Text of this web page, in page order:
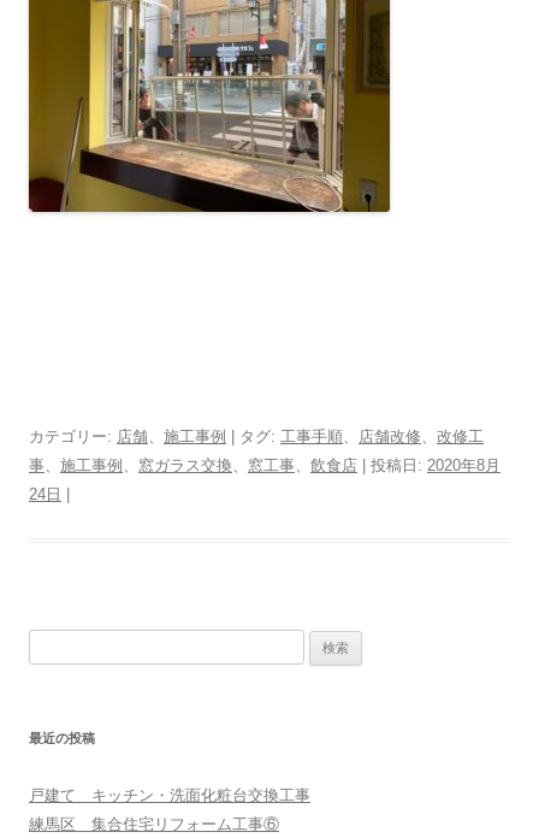
カテゴリー: 店舗 施工事例 | タグ: 工事手順 店舗改修
改修工
事
施工事例 窓ガラス交換 窓工事 飲食店 | 投稿日: 2020年8月
24日
最近の投稿
戸建て キッチン・洗面化粧台交換工事
練馬区 集合住宅リフォーム工事⑥